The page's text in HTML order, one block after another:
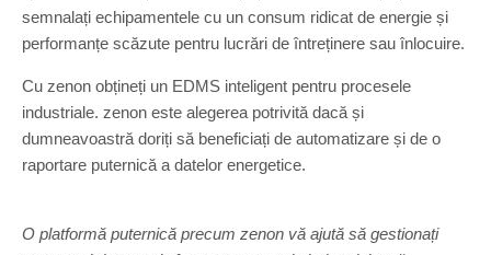
semnalați echipamentele cu un consum ridicat de energie și
performanțe scăzute pentru lucrări de întreținere sau înlocuire.
Cu zenon obțineți un EDMS inteligent pentru procesele
industriale. zenon este alegerea potrivită dacă și
dumneavoastră doriți să beneficiați de automatizare și de o
raportare puternică a datelor energetice.
O platformă puternică precum zenon vă ajută să gestionați